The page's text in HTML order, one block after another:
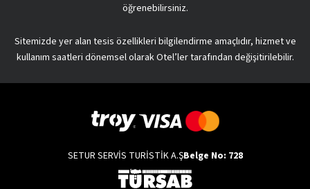
öğrenebilirsiniz.
Sitemizde yer alan tesis özellikleri bilgilendirme amaçlıdır, hizmet ve
kullanım saatleri dönemsel olarak Otel’ler tarafından değişitirilebilir.
SETUR SERVİS TURİSTİK A.ŞBelge No: 728